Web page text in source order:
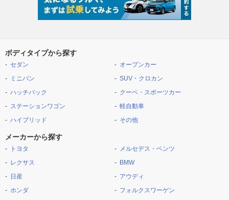
ボディタイプから探す
セダン
ミニバン
ハッチバック
ステーションワゴン
ハイブリッド
オープンカー
SUV・クロカン
クーペ・スポーツカー
軽自動車
その他
メーカーから探す
トヨタ
レクサス
日産
ホンダ
メルセデス・ベンツ
BMW
アウディ
フォルクスワーゲン